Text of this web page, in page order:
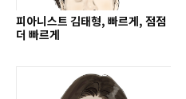
피아니스트 김태형, 빠르게, 점점
더 빠르게